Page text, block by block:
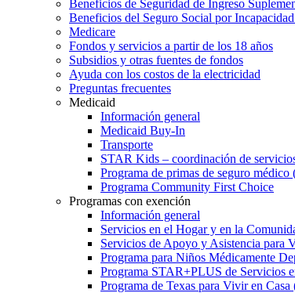
Beneficios de Seguridad de Ingreso
Beneficios del Seguro Social por
Medicare
Fondos y servicios a partir de los 18 años
Subsidios y otras fuentes de fondos
Ayuda con los costos de la electricidad
Preguntas frecuentes
Medicaid
Información general
Medicaid Buy-In
Transporte
STAR Kids – coordinación de
Programa de primas de seguro médico
Programa Community First Choice
Programas con exención
Información general
Servicios en el Hogar y en la
Servicios de Apoyo y Asistencia para
Programa para Niños Médicamente
Programa STAR+PLUS de Servicios
Programa de Texas para Vivir en